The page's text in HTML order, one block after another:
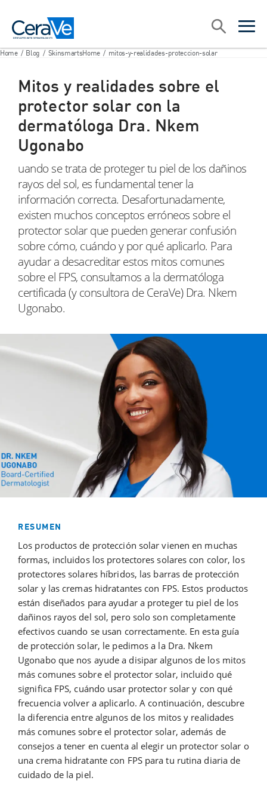
open
open
Search
Home / Blog / SkinsmartsHome / mitos-y-realidades-proteccion-solar
Mitos y realidades sobre el
protector solar con la
dermatóloga Dra. Nkem
Ugonabo
uando se trata de proteger tu piel de los dañinos
rayos del sol, es fundamental tener la
información correcta. Desafortunadamente,
existen muchos conceptos erróneos sobre el
protector solar que pueden generar confusión
sobre cómo, cuándo y por qué aplicarlo. Para
ayudar a desacreditar estos mitos comunes
sobre el FPS, consultamos a la dermatóloga
certificada (y consultora de CeraVe) Dra. Nkem
Ugonabo.
RESUMEN
Los productos de protección solar vienen en muchas
formas, incluidos los protectores solares con color, los
protectores solares híbridos, las barras de protección
solar y las cremas hidratantes con FPS. Estos productos
están diseñados para ayudar a proteger tu piel de los
dañinos rayos del sol, pero solo son completamente
efectivos cuando se usan correctamente. En esta guía
de protección solar, le pedimos a la Dra. Nkem
Ugonabo que nos ayude a disipar algunos de los mitos
más comunes sobre el protector solar, incluido qué
significa FPS, cuándo usar protector solar y con qué
frecuencia volver a aplicarlo. A continuación, descubre
la diferencia entre algunos de los mitos y realidades
más comunes sobre el protector solar, además de
consejos a tener en cuenta al elegir un protector solar o
una crema hidratante con FPS para tu rutina diaria de
cuidado de la piel.